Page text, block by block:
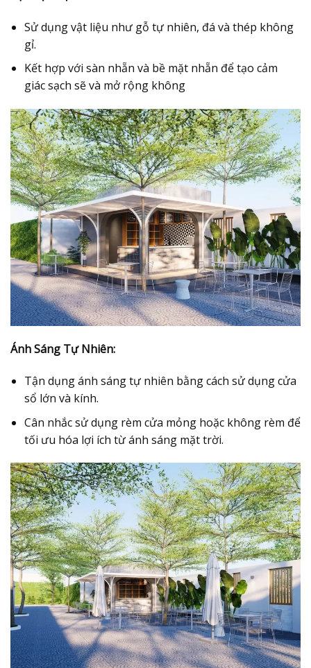
Sử dụng vật liệu như gỗ tự nhiên, đá và thép không
gỉ.
Kết hợp với sàn nhẵn và bề mặt nhẵn để tạo cảm
giác sạch sẽ và mở rộng không
Ánh Sáng Tự Nhiên:
Tận dụng ánh sáng tự nhiên bằng cách sử dụng cửa
sổ lớn và kính.
Cân nhắc sử dụng rèm cửa mỏng hoặc không rèm để
tối ưu hóa lợi ích từ ánh sáng mặt trời.